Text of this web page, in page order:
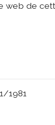
web de
1981